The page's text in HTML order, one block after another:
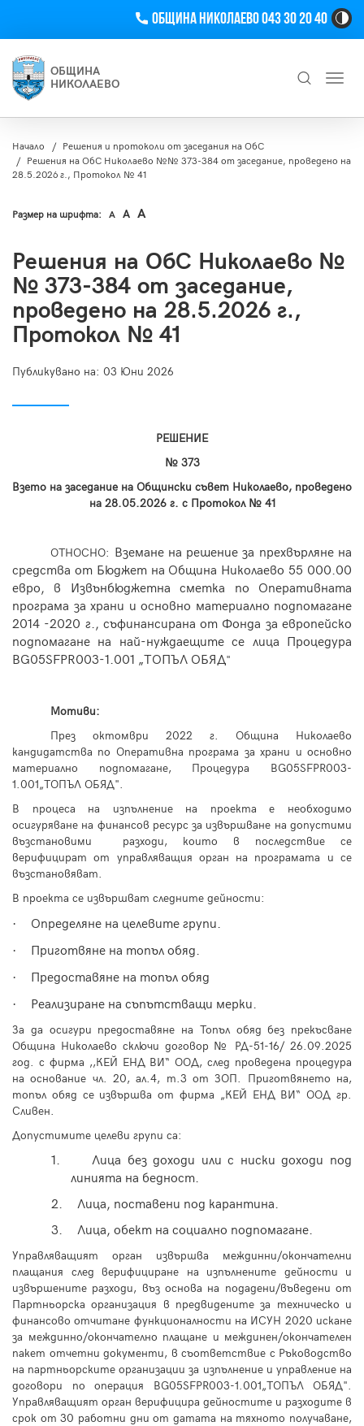
Телефон
Община Николаево 043 30 20 40
ОБЩИНА
НИКОЛАЕВО
Начало
Решения и протоколи от заседания на ОбС
Решения на ОбС Николаево №№ 373-384 от заседание, проведено на
28.5.2026 г., Протокол № 41
Размер на шрифта: A A A
Решения на ОбС Николаево №
№ 373-384 от заседание,
проведено на 28.5.2026 г.,
Протокол № 41
Публикувано на: 03 Юни 2026
РЕШЕНИЕ
№ 373
Взето на заседание на Общински съвет Николаево, проведено
на 28.05.2026 г. с Протокол №41
ОТНОСНО: Вземане на решение за прехвърляне на
средства от Бюджет на Община Николаево 55 000.00
евро, в Извънбюджетна сметка по Оперативната
програма за храни и основно материално подпомагане
2014 -2020 г., съфинансирана от Фонда за европейско
подпомагане на най-нуждаещите се лица Процедура
BG05SFPR003-1.001 „ТОПЪЛ ОБЯД"
Мотиви:
През октомври 2022 г. Община Николаево
кандидатства по Оперативна програма за храни и основно
материално подпомагане, Процедура BG05SFPR003-
1.001„ТОПЪЛ ОБЯД".
В процеса на изпълнение на проекта е необходимо
осигуряване на финансов ресурс за извършване на допустими
възстановими разходи, които в последствие се
верифицират от управляващия орган на програмата и се
възстановяват.
В проекта се извършват следните дейности:
·
Определяне на целевите групи.
· Приготвяне на топъл обяд.
· Предоставяне на топъл обяд
· Реализиране на съпътстващи мерки.
За да осигури предоставяне на Топъл обяд без прекъсване
Община Николаево сключи договор № РД-51-16/ 26.09.2025
год. с фирма ,,КЕЙ ЕНД ВИ“ ООД, след проведена процедура
на основание чл. 20, ал.4, т.3 от ЗОП. Приготвянето на,
топъл обяд се извършва от фирма „КЕЙ ЕНД ВИ“ ООД гр.
Сливен.
Допустимите целеви групи са:
1.
Лица без доходи или с ниски доходи под
линията на бедност.
2.
Лица, поставени под карантина.
3.
Лица, обект на социално подпомагане.
Управляващият орган извършва междинни/окончателни
плащания след верифициране на изпълнените дейности и
извършените разходи, въз основа на подадени/въведени от
Партньорска организация в предвидените за техническо и
финансово отчитане функционалности на ИСУН 2020 искане
за междинно/окончателно плащане и междинен/окончателен
пакет отчетни документи, в съответствие с Ръководство
на партньорските организации за изпълнение и управление на
договори по операция BG05SFPR003-1.001„ТОПЪЛ ОБЯД".
Управляващият орган верифицира дейностите и разходите в
срок от 30 работни дни от датата на тяхното получаване,